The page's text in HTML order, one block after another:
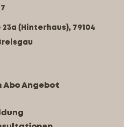
(Hinterhaus), 79104
Abo Angebot